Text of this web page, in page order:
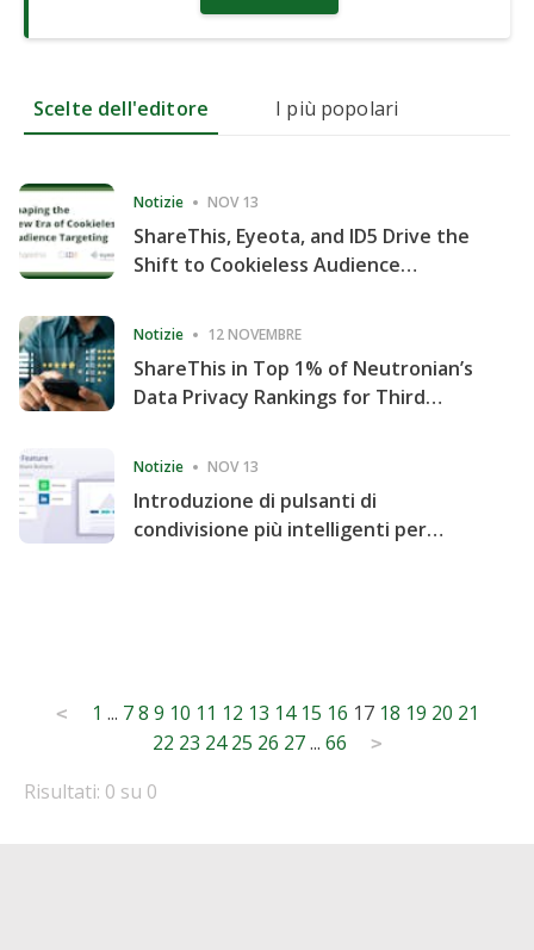
Scelte dell'editore I più popolari
Notizie NOV 13
ShareThis, Eyeota, and ID5 Drive the
Shift to Cookieless Audience
Notizie 12 NOVEMBRE
ShareThis in Top 1% of Neutronian’s
Data Privacy Rankings for Third
Notizie NOV 13
Introduzione di pulsanti di
condivisione più intelligenti per
Posts
pagination
< 1 ... 7 8 9 10 11 12 13 14 15 16 17 18 19 20 21
22 23 24 25 26 27 ... 66 >
Risultati: 0 su 0